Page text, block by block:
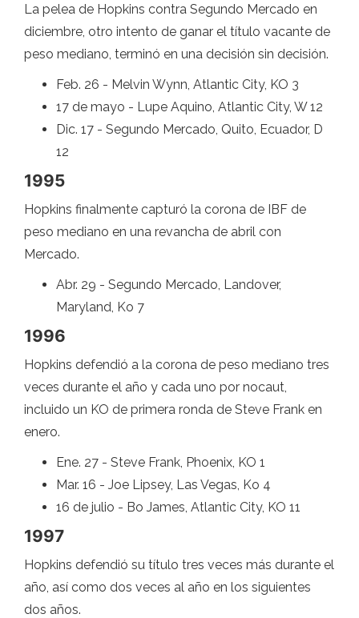
La pelea de Hopkins contra Segundo Mercado en
diciembre, otro intento de ganar el título vacante de
peso mediano, terminó en una decisión sin decisión.
Feb. 26 - Melvin Wynn, Atlantic City, KO 3
17 de mayo - Lupe Aquino, Atlantic City, W 12
Dic. 17 - Segundo Mercado, Quito, Ecuador, D
12
1995
Hopkins finalmente capturó la corona de IBF de
peso mediano en una revancha de abril con
Mercado.
Abr. 29 - Segundo Mercado, Landover,
Maryland, Ko 7
1996
Hopkins defendió a la corona de peso mediano tres
veces durante el año y cada uno por nocaut,
incluido un KO de primera ronda de Steve Frank en
enero.
Ene. 27 - Steve Frank, Phoenix, KO 1
Mar. 16 - Joe Lipsey, Las Vegas, Ko 4
16 de julio - Bo James, Atlantic City, KO 11
1997
Hopkins defendió su título tres veces más durante el
año, así como dos veces al año en los siguientes
dos años.